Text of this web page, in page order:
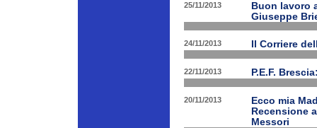
25/11/2013
Buon lavoro
Giuseppe
24/11/2013 Il Corriere
22/11/2013 P.E.F.
20/11/2013
Ecco mia
Recensione
Messori